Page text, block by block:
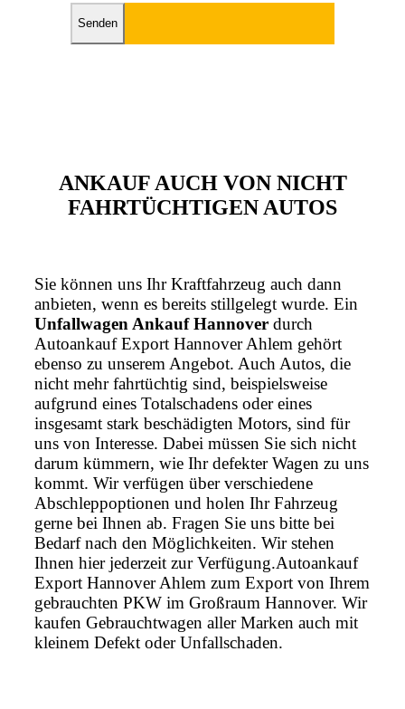
Bitte lasse dieses Feld leer.
ANKAUF AUCH VON NICHT
FAHRTÜCHTIGEN AUTOS
Sie können uns Ihr Kraftfahrzeug auch dann
anbieten, wenn es bereits stillgelegt wurde. Ein
Unfallwagen Ankauf Hannover durch
Autoankauf Export Hannover Ahlem gehört
ebenso zu unserem Angebot. Auch Autos, die
nicht mehr fahrtüchtig sind, beispielsweise
aufgrund eines Totalschadens oder eines
insgesamt stark beschädigten Motors, sind für
uns von Interesse. Dabei müssen Sie sich nicht
darum kümmern, wie Ihr defekter Wagen zu uns
kommt. Wir verfügen über verschiedene
Abschleppoptionen und holen Ihr Fahrzeug
gerne bei Ihnen ab. Fragen Sie uns bitte bei
Bedarf nach den Möglichkeiten. Wir stehen
Ihnen hier jederzeit zur Verfügung.Autoankauf
Export Hannover Ahlem zum Export von Ihrem
gebrauchten PKW im Großraum Hannover. Wir
kaufen Gebrauchtwagen aller Marken auch mit
kleinem Defekt oder Unfallschaden.